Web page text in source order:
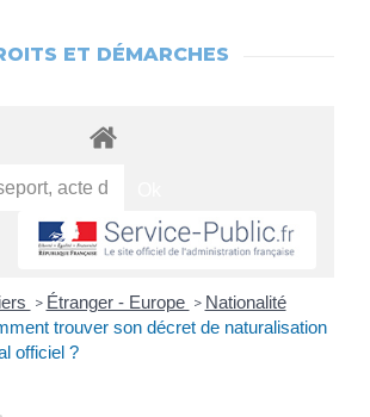
ET DÉMARCHES
> Étranger - Europe > Nationalité
trouver son décret de naturalisation
officiel ?